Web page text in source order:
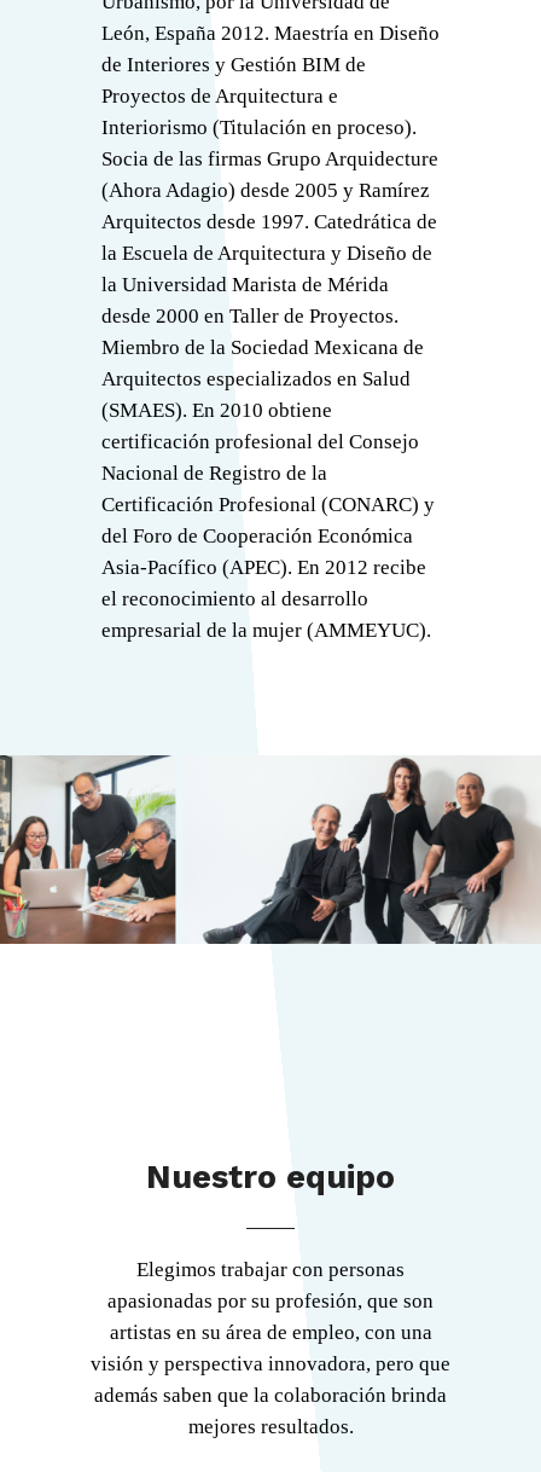
León, España 2012. Maestría en Diseño
de Interiores y Gestión BIM de
Proyectos de Arquitectura e
Interiorismo (Titulación en proceso).
Socia de las firmas Grupo Arquidecture
(Ahora Adagio) desde 2005 y Ramírez
Arquitectos desde 1997. Catedrática de
la Escuela de Arquitectura y Diseño de
la Universidad Marista de Mérida
desde 2000 en Taller de Proyectos.
Miembro de la Sociedad Mexicana de
Arquitectos especializados en Salud
(SMAES). En 2010 obtiene
certificación profesional del Consejo
Nacional de Registro de la
Certificación Profesional (CONARC) y
del Foro de Cooperación Económica
Asia-Pacífico (APEC). En 2012 recibe
el reconocimiento al desarrollo
empresarial de la mujer (AMMEYUC).
Nuestro equipo
Elegimos trabajar con personas
apasionadas por su profesión, que son
artistas en su área de empleo, con una
visión y perspectiva innovadora, pero que
además saben que la colaboración brinda
mejores resultados.